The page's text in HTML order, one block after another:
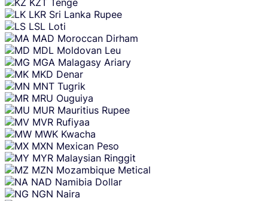
KZT Tenge
LKR Sri Lanka Rupee
LSL Loti
MAD Moroccan Dirham
MDL Moldovan Leu
MGA Malagasy Ariary
MKD Denar
MNT Tugrik
MRU Ouguiya
MUR Mauritius Rupee
MVR Rufiyaa
MWK Kwacha
MXN Mexican Peso
MYR Malaysian Ringgit
MZN Mozambique Metical
NAD Namibia Dollar
NGN Naira